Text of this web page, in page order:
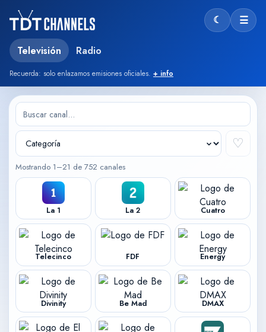
Televisión Radio
Recuerda: solo enlazamos emisiones oficiales. + info
☾Modo☰
♡
Mostrando 1–21 de 752 canales
La 1 La 2 Cuatro
Telecinco FDF Energy
Divinity Be Mad DMAX